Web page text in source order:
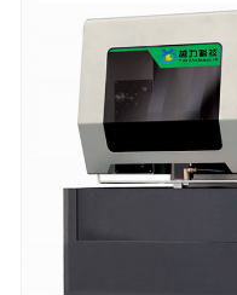
ginagamit sa pag -
cam awtomatikong
makamit ang
makatipid ng mga
ang kalidad ng